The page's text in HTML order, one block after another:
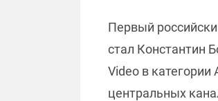
Первый
стал Константин
Video в
центральных